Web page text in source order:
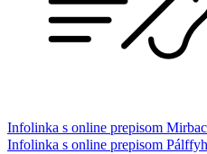
Infolinka s online prepisom
Infolinka s online prepisom